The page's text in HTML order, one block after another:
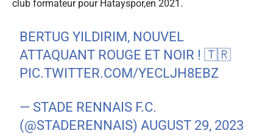
club formateur pour Hatayspor,en 2021.
BERTUG YILDIRIM, NOUVEL
ATTAQUANT ROUGE ET NOIR ! 🇹🇷
PIC.TWITTER.COM/YECLJH8EBZ
— STADE RENNAIS F.C.
(@STADERENNAIS)AUGUST 29, 2023